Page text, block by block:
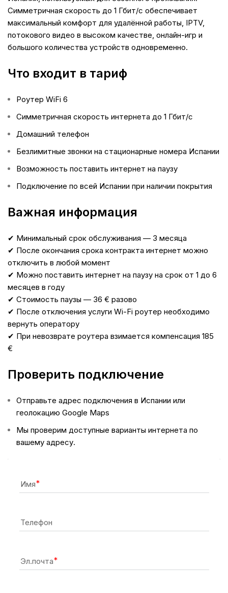
Симметричная скорость до 1 Гбит/с обеспечивает
максимальный комфорт для удалённой работы, IPTV,
потокового видео в высоком качестве, онлайн-игр и
большого количества устройств одновременно.
Что входит в тариф
Роутер WiFi 6
Симметричная скорость интернета до 1 Гбит/с
Домашний телефон
Безлимитные звонки на стационарные номера Испании
Возможность поставить интернет на паузу
Подключение по всей Испании при наличии покрытия
Важная информация
✔ Минимальный срок обслуживания — 3 месяца
✔ После окончания срока контракта интернет можно
отключить в любой момент
✔ Можно поставить интернет на паузу на срок от 1 до 6
месяцев в году
✔ Стоимость паузы — 36 € разово
✔ После отключения услуги Wi-Fi роутер необходимо
вернуть оператору
✔ При невозврате роутера взимается компенсация 185
€
Проверить подключение
Отправьте адрес подключения в Испании или
геолокацию Google Maps
Мы проверим доступные варианты интернета по
вашему адресу.
Имя
Телефон
Эл.почта